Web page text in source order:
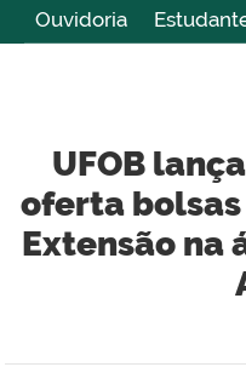
Ouvidoria
UFOB
oferta
Extensão na